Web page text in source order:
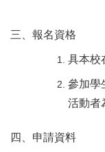
三、報名資格
具本校
參加學
活動者
四、申請資料